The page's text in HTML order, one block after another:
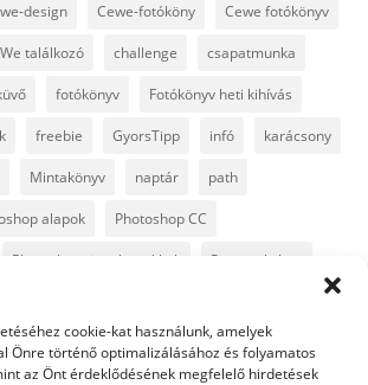
cookie-kat használunk, amelyek
Önre történő optimalizálásához és folyamatos
az Önt érdeklődésének megfelelő hirdetések
design Cewe-fotóköny Cewe fotókönyv
találkozó challenge csapatmunka
fotókönyv Fotókönyv heti kihívás
freebie GyorsTipp infó karácsony
Mintakönyv naptár path
alapok Photoshop CC
Photoshop tippek, trükkök Postworkshop
template text Topaz trükkök